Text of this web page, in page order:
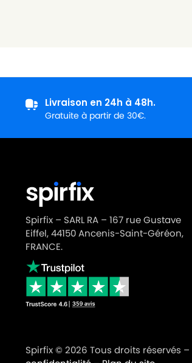
Livraison en 24h à 48h.
Gratuite à partir de 30€.
Spirfix – SARL RA – 167 rue Gustave
Eiffel, 44150 Ancenis-Saint-Géréon,
FRANCE.
Spirfix © 2026 Tous droits réservés –